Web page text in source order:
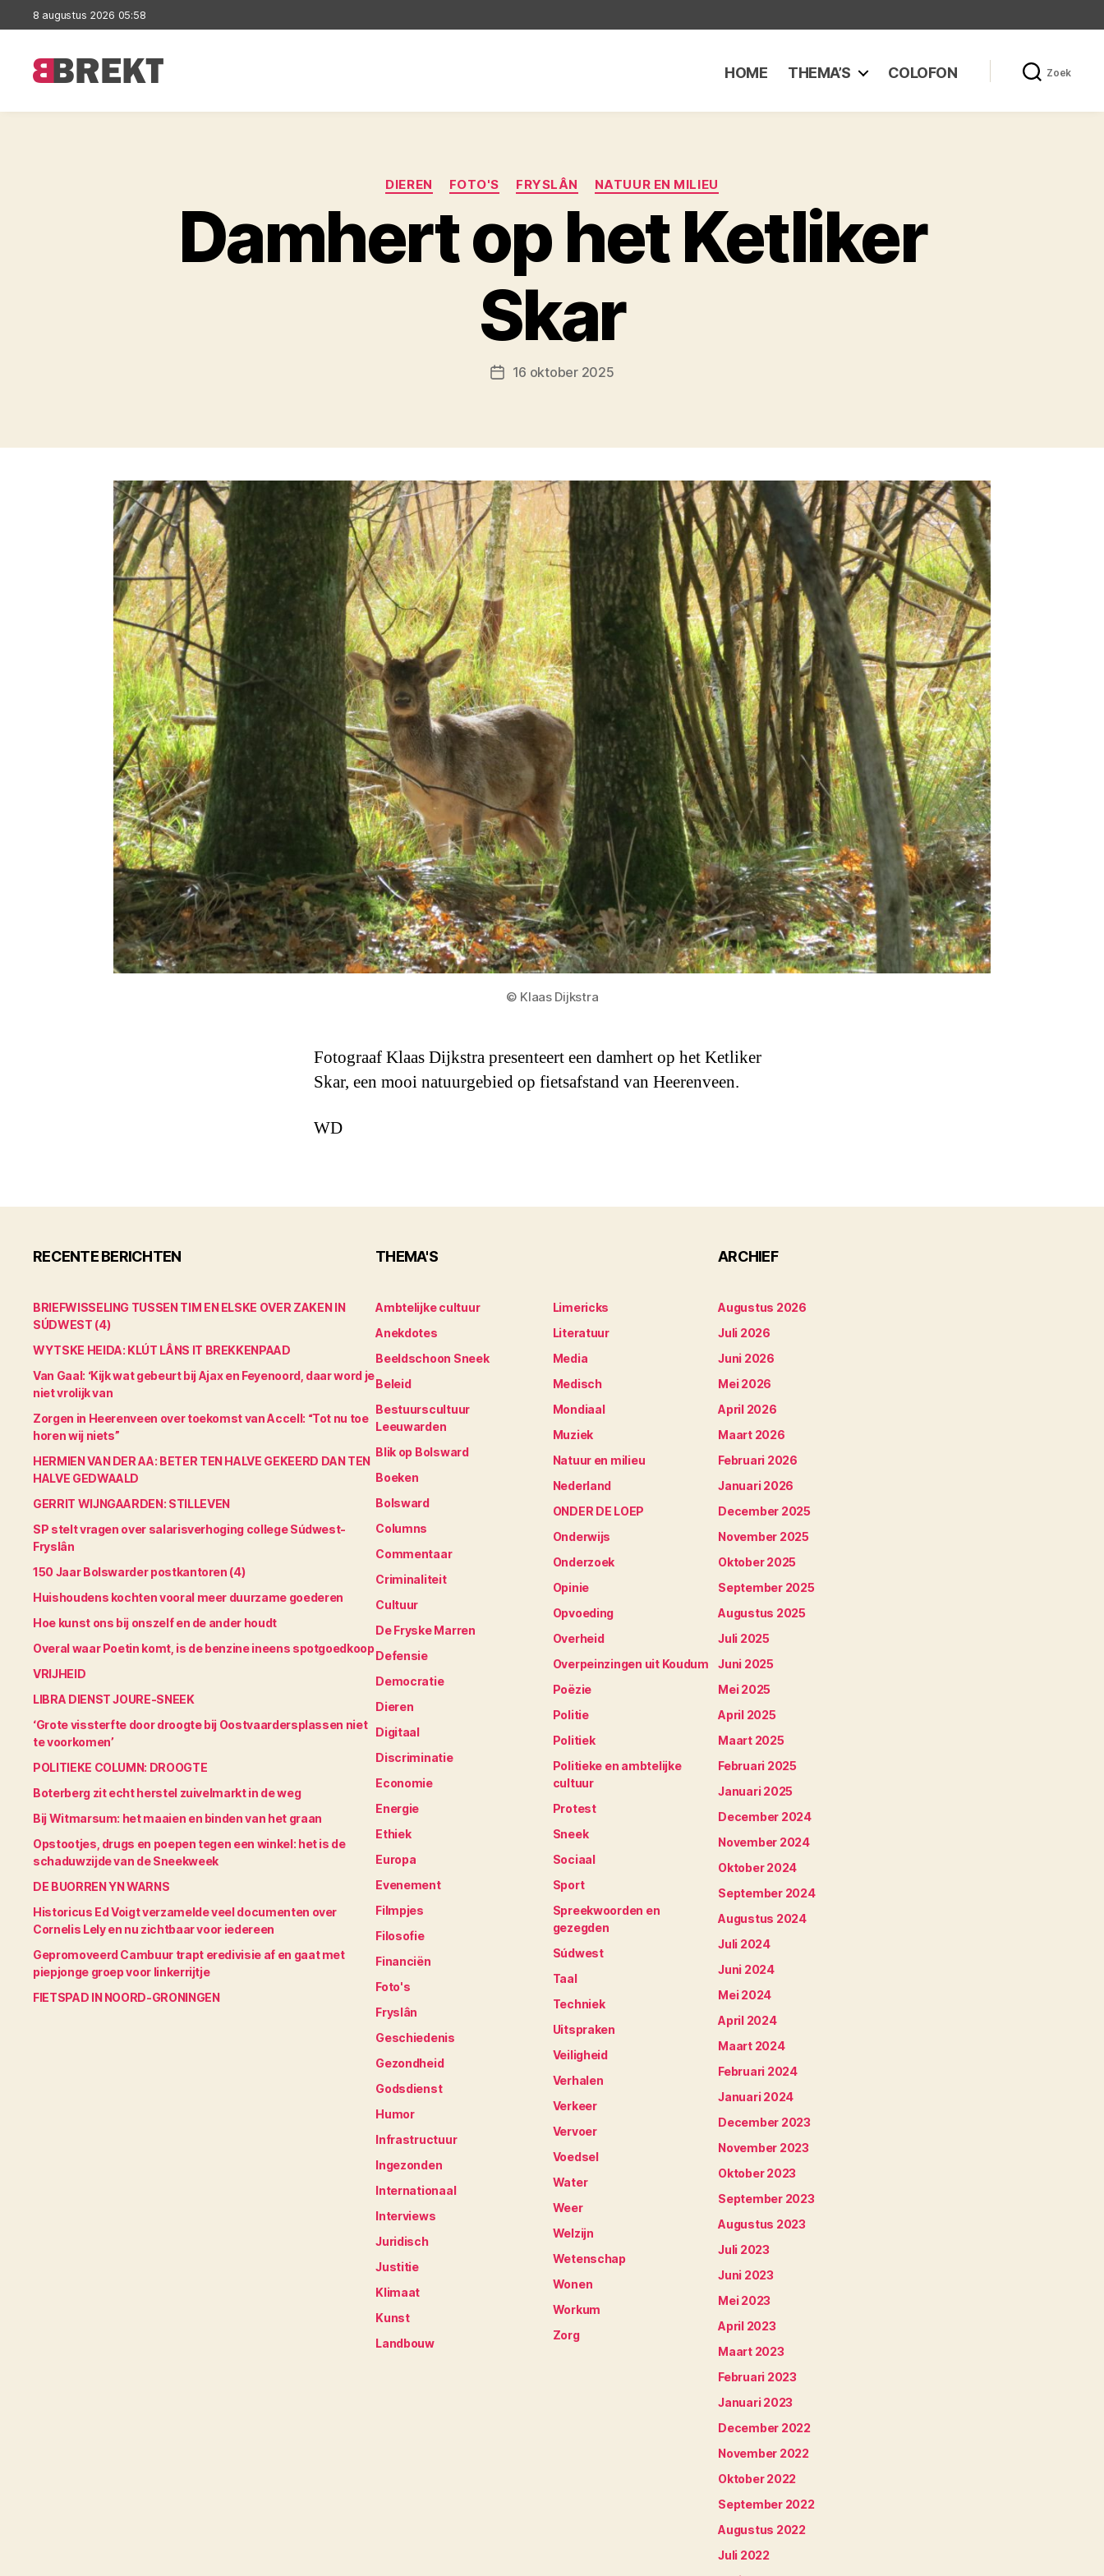
8 augustus 2026 05:58
HOME THEMA’S COLOFON Zoek
Categorieën
DIEREN FOTO'S FRYSLÂN NATUUR EN MILIEU
Damhert op het Ketliker
Skar
Berichtdatum
16 oktober 2025
© Klaas Dijkstra
Fotograaf Klaas Dijkstra presenteert een damhert op het Ketliker
Skar, een mooi natuurgebied op fietsafstand van Heerenveen.
WD
RECENTE BERICHTEN
BRIEFWISSELING TUSSEN TIM EN ELSKE OVER ZAKEN IN
SÚDWEST (4)
WYTSKE HEIDA: KLÚT LÂNS IT BREKKENPAAD
Van Gaal: ‘Kijk wat gebeurt bij Ajax en Feyenoord, daar word je
niet vrolijk van
Zorgen in Heerenveen over toekomst van Accell: “Tot nu toe
horen wij niets”
HERMIEN VAN DER AA: BETER TEN HALVE GEKEERD DAN TEN
HALVE GEDWAALD
GERRIT WIJNGAARDEN: STILLEVEN
SP stelt vragen over salarisverhoging college Súdwest-
Fryslân
150 Jaar Bolswarder postkantoren (4)
Huishoudens kochten vooral meer duurzame goederen
Hoe kunst ons bij onszelf en de ander houdt
Overal waar Poetin komt, is de benzine ineens spotgoedkoop
VRIJHEID
LIBRA DIENST JOURE-SNEEK
‘Grote vissterfte door droogte bij Oostvaardersplassen niet
te voorkomen’
POLITIEKE COLUMN: DROOGTE
Boterberg zit echt herstel zuivelmarkt in de weg
Bij Witmarsum: het maaien en binden van het graan
Opstootjes, drugs en poepen tegen een winkel: het is de
schaduwzijde van de Sneekweek
DE BUORREN YN WARNS
Historicus Ed Voigt verzamelde veel documenten over
Cornelis Lely en nu zichtbaar voor iedereen
Gepromoveerd Cambuur trapt eredivisie af en gaat met
piepjonge groep voor linkerrijtje
FIETSPAD IN NOORD-GRONINGEN
THEMA'S
Ambtelijke cultuur
Anekdotes
Beeldschoon Sneek
Beleid
Bestuurscultuur
Leeuwarden
Blik op Bolsward
Boeken
Bolsward
Columns
Commentaar
Criminaliteit
Cultuur
De Fryske Marren
Defensie
Democratie
Dieren
Digitaal
Discriminatie
Economie
Energie
Ethiek
Europa
Evenement
Filmpjes
Filosofie
Financiën
Foto's
Fryslân
Geschiedenis
Gezondheid
Godsdienst
Humor
Infrastructuur
Ingezonden
Internationaal
Interviews
Juridisch
Justitie
Klimaat
Kunst
Landbouw
Limericks
Literatuur
Media
Medisch
Mondiaal
Muziek
Natuur en milieu
Nederland
ONDER DE LOEP
Onderwijs
Onderzoek
Opinie
Opvoeding
Overheid
Overpeinzingen uit Koudum
Poëzie
Politie
Politiek
Politieke en ambtelijke
cultuur
Protest
Sneek
Sociaal
Sport
Spreekwoorden en
gezegden
Súdwest
Taal
Techniek
Uitspraken
Veiligheid
Verhalen
Verkeer
Vervoer
Voedsel
Water
Weer
Welzijn
Wetenschap
Wonen
Workum
Zorg
ARCHIEF
Augustus 2026
Juli 2026
Juni 2026
Mei 2026
April 2026
Maart 2026
Februari 2026
Januari 2026
December 2025
November 2025
Oktober 2025
September 2025
Augustus 2025
Juli 2025
Juni 2025
Mei 2025
April 2025
Maart 2025
Februari 2025
Januari 2025
December 2024
November 2024
Oktober 2024
September 2024
Augustus 2024
Juli 2024
Juni 2024
Mei 2024
April 2024
Maart 2024
Februari 2024
Januari 2024
December 2023
November 2023
Oktober 2023
September 2023
Augustus 2023
Juli 2023
Juni 2023
Mei 2023
April 2023
Maart 2023
Februari 2023
Januari 2023
December 2022
November 2022
Oktober 2022
September 2022
Augustus 2022
Juli 2022